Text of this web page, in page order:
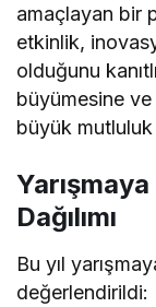
amaçlayan bir
etkinlik,
olduğunu
büyümesine
büyük
Dağılımı
Bu yıl
değerlendirildi: